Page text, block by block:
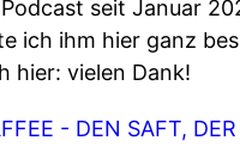
seit Januar
ich ihm hier ganz
hier: vielen Dank!
- DEN SAFT,